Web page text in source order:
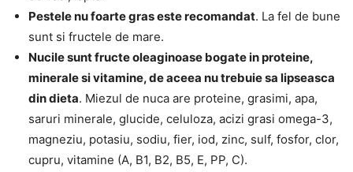
Pestele nu foarte gras este recomandat. La fel de bune
sunt si fructele de mare.
Nucile sunt fructe oleaginoase bogate in proteine,
minerale si vitamine, de aceea nu trebuie sa lipseasca
din dieta. Miezul de nuca are proteine, grasimi, apa,
saruri minerale, glucide, celuloza, acizi grasi omega-3,
magneziu, potasiu, sodiu, fier, iod, zinc, sulf, fosfor, clor,
cupru, vitamine (A, B1, B2, B5, E, PP, C).